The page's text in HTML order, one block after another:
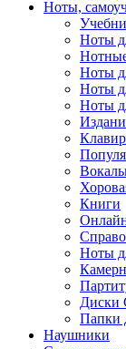
Ноты,
Ноты
Ноты
Ноты
Ноты
Книги
Ноты
Диски
Папки
Наушники